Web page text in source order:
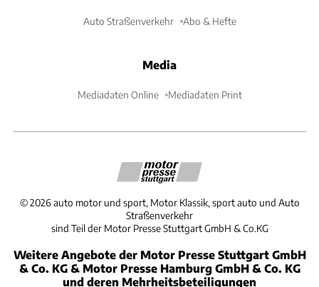
Auto Straßenverkehr Abo & Hefte
Media
Mediadaten Online Mediadaten Print
©2026 auto motor und sport, Motor Klassik, sport auto und Auto
Straßenverkehr
sind Teil der Motor Presse Stuttgart GmbH & Co.KG
Weitere Angebote der Motor Presse Stuttgart GmbH
& Co. KG & Motor Presse Hamburg GmbH & Co. KG
und deren Mehrheitsbeteiligungen